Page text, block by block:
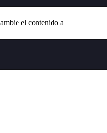
el contenido a